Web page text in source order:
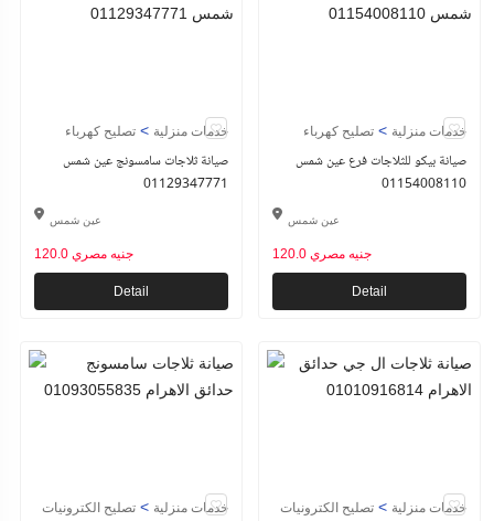
خدمات منزلية > تصليح كهرباء
صيانة ثلاجات سامسونج عين شمس
01129347771
عين شمس
120.0 جنيه مصري
Detail
خدمات منزلية > تصليح كهرباء
صيانة بيكو للثلاجات فرع عين شمس
01154008110
عين شمس
120.0 جنيه مصري
Detail
خدمات منزلية > تصليح الكترونيات خدمات منزلية > تصليح الكترونيات